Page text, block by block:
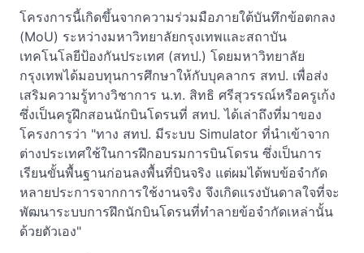
โครงการนี้เกิดขึ้นจากความร่วมมือภายใต้บันทึกข้อตกลง
(MoU) ระหว่างมหาวิทยาลัยกรุงเทพและสถาบัน
เทคโนโลยีป้องกันประเทศ (สทป.) โดยมหาวิทยาลัย
กรุงเทพได้มอบทุนการศึกษาให้กับบุคลากร สทป. เพื่อส่ง
เสริมความรู้ทางวิชาการ น.ท. สิทธิ ศรีสุวรรณ์หรือครูเก้ง
ซึ่งเป็นครูฝึกสอนนักบินโดรนที่ สทป. ได้เล่าถึงที่มาของ
โครงการว่า "ทาง สทป. มีระบบ Simulator ที่นำเข้าจาก
ต่างประเทศใช้ในการฝึกอบรมการบินโดรน ซึ่งเป็นการ
เรียนขั้นพื้นฐานก่อนลงพื้นที่บินจริง แต่ผมได้พบข้อจำกัด
หลายประการจากการใช้งานจริง จึงเกิดแรงบันดาลใจที่จะ
พัฒนาระบบการฝึกนักบินโดรนที่ทำลายข้อจำกัดเหล่านั้น
ด้วยตัวเอง"